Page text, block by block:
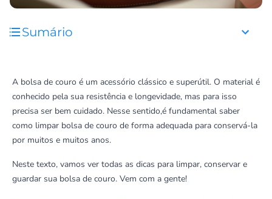
Sumário
A bolsa de couro é um acessório clássico e superútil. O material é
conhecido pela sua resistência e longevidade, mas para isso
precisa ser bem cuidado. Nesse sentido,é fundamental saber
como limpar bolsa de couro de forma adequada para conservá-la
por muitos e muitos anos.
Neste texto, vamos ver todas as dicas para limpar, conservar e
guardar sua bolsa de couro. Vem com a gente!